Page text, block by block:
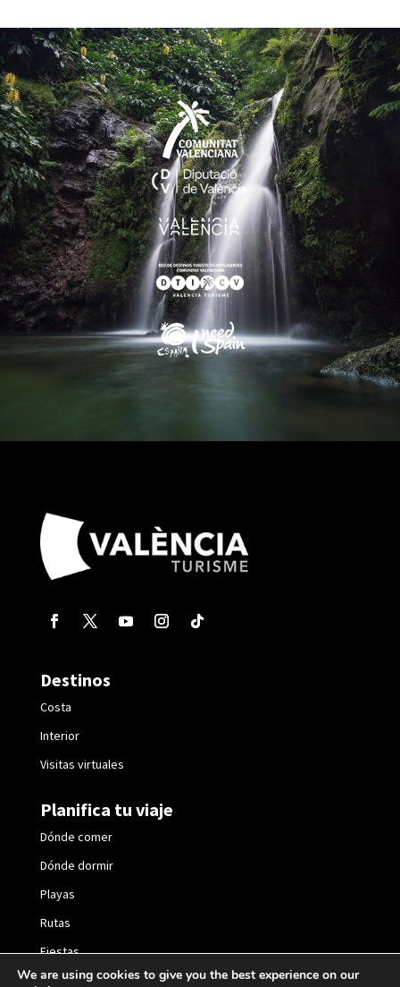
Destinos
Costa
Interior
Visitas virtuales
Planifica tu viaje
Dónde comer
Dónde dormir
Playas
Rutas
Fiestas
We are using cookies to give you the best experience on our